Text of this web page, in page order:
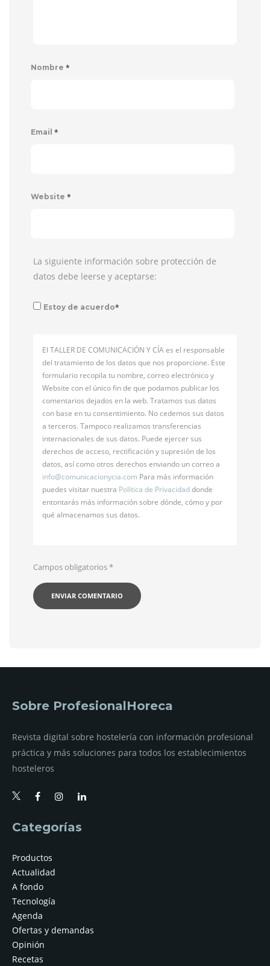
Nombre *
Email *
Website *
La siguiente información sobre protección de
datos debe leerse y aceptarse:
Estoy de acuerdo*
El TALLER DE COMUNICACIÓN Y CÍA es el responsable
del tratamiento de los datos que nos proporcione. Este
formulario recopila tu nombre, correo electrónico y
Website con el único fin de que podamos publicar los
comentarios dejados en la web. Tratamos sus datos
con base en tu consentimiento. No cedemos sus datos
a terceros. Tampoco realizamos transferencias
internacionales de sus datos. Puede ejercer sus
derechos de acceso, rectificación y supresión de los
datos, así como otros derechos enviando un correo a
info@comunicacionycia.com Para más información
puedes visitar nuestra Política de Privacidaddonde
entontarás más información sobre dónde, cómo y por
qué almacenamos sus datos.
Campos obligatorios*
Sobre ProfesionalHoreca
Revista digital sobre hostelería con información profesional
práctica y más soluciones para todos los establecimientos
hosteleros
Categorías
Productos
Actualidad
A fondo
Tecnología
Agenda
Ofertas y demandas
Opinión
Recetas